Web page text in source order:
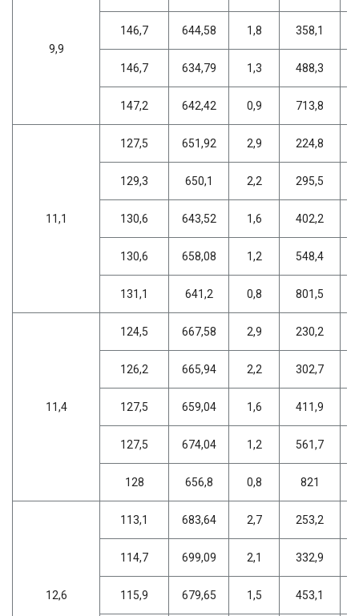
9,9
146,7 644,58 1,8 358,1
146,7 634,79 1,3 488,3
147,2 642,42 0,9 713,8
11,1
127,5 651,92 2,9 224,8
129,3 650,1 2,2 295,5
130,6 643,52 1,6 402,2
130,6 658,08 1,2 548,4
131,1 641,2 0,8 801,5
11,4
124,5 667,58 2,9 230,2
126,2 665,94 2,2 302,7
127,5 659,04 1,6 411,9
127,5 674,04 1,2 561,7
128 656,8 0,8 821
12,6
113,1 683,64 2,7 253,2
114,7 699,09 2,1 332,9
115,9 679,65 1,5 453,1